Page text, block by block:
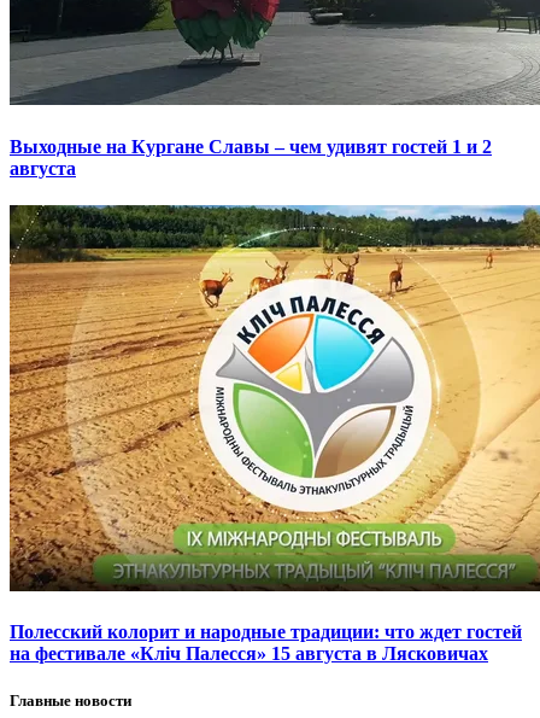
Выходные на Кургане Славы – чем удивят гостей 1 и 2
августа
Полесский колорит и народные традиции: что ждет гостей
на фестивале «Кліч Палесся» 15 августа в Лясковичах
Главные новости